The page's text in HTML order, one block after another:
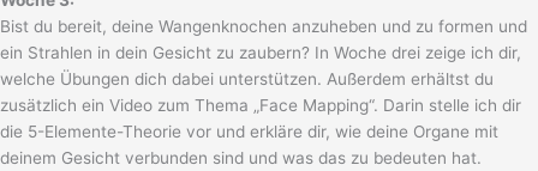
Bist du bereit, deine Wangenknochen anzuheben und zu formen und
ein Strahlen in dein Gesicht zu zaubern? In Woche drei zeige ich dir,
welche Übungen dich dabei unterstützen. Außerdem erhältst du
zusätzlich ein Video zum Thema „Face Mapping“. Darin stelle ich dir
die 5-Elemente-Theorie vor und erkläre dir, wie deine Organe mit
deinem Gesicht verbunden sind und was das zu bedeuten hat.